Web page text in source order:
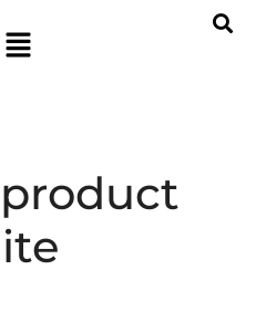
product